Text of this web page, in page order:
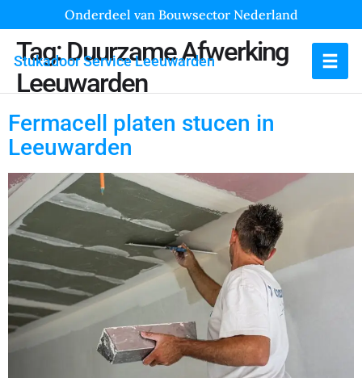
Onderdeel van Bouwsector Nederland
Stukadoor Service Leeuwarden
Tag:Duurzame Afwerking
Leeuwarden
Fermacell platen stucen in
Leeuwarden